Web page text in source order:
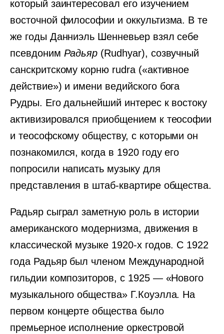
который заинтересовал его изучением
восточной философии и оккультизма. В те
же годы Данниэль Шенневьер взял себе
псевдоним Радьяр (Rudhyar), созвучный
санскритскому корню rudra («активное
действие») и имени ведийского бога
Рудры. Его дальнейший интерес к востоку
активизировался приобщением к теософии
и теософскому обществу, с которыми он
познакомился, когда в 1920 году его
попросили написать музыку для
представления в штаб-квартире общества.
Радьяр сыграл заметную роль в истории
американского модернизма, движения в
классической музыке 1920-х годов. С 1922
года Радьяр был членом Международной
гильдии композиторов, с 1925 — «Нового
музыкального общества» Г.Коуэлла. На
первом концерте общества было
премьерное исполнение оркестровой